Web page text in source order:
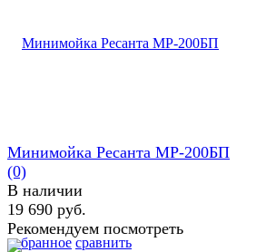
избранное сравнить
Минимойка Ресанта МР-200БП
(0)
В наличии
19 690 руб.
Рекомендуем посмотреть